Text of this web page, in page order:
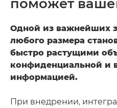
поможет
Одной из важнейших
любого размера
быстро растущими
конфиденциальной и
информацией.
При внедрении,